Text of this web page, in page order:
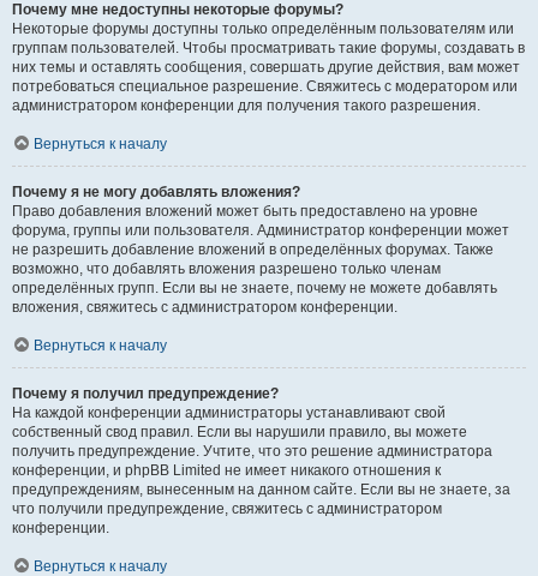
Почему мне недоступны некоторые форумы?
Некоторые форумы доступны только определённым пользователям или
группам пользователей. Чтобы просматривать такие форумы, создавать в
них темы и оставлять сообщения, совершать другие действия, вам может
потребоваться специальное разрешение. Свяжитесь с модератором или
администратором конференции для получения такого разрешения.
Вернуться к началу
Почему я не могу добавлять вложения?
Право добавления вложений может быть предоставлено на уровне
форума, группы или пользователя. Администратор конференции может
не разрешить добавление вложений в определённых форумах. Также
возможно, что добавлять вложения разрешено только членам
определённых групп. Если вы не знаете, почему не можете добавлять
вложения, свяжитесь с администратором конференции.
Вернуться к началу
Почему я получил предупреждение?
На каждой конференции администраторы устанавливают свой
собственный свод правил. Если вы нарушили правило, вы можете
получить предупреждение. Учтите, что это решение администратора
конференции, и phpBB Limited не имеет никакого отношения к
предупреждениям, вынесенным на данном сайте. Если вы не знаете, за
что получили предупреждение, свяжитесь с администратором
конференции.
Вернуться к началу